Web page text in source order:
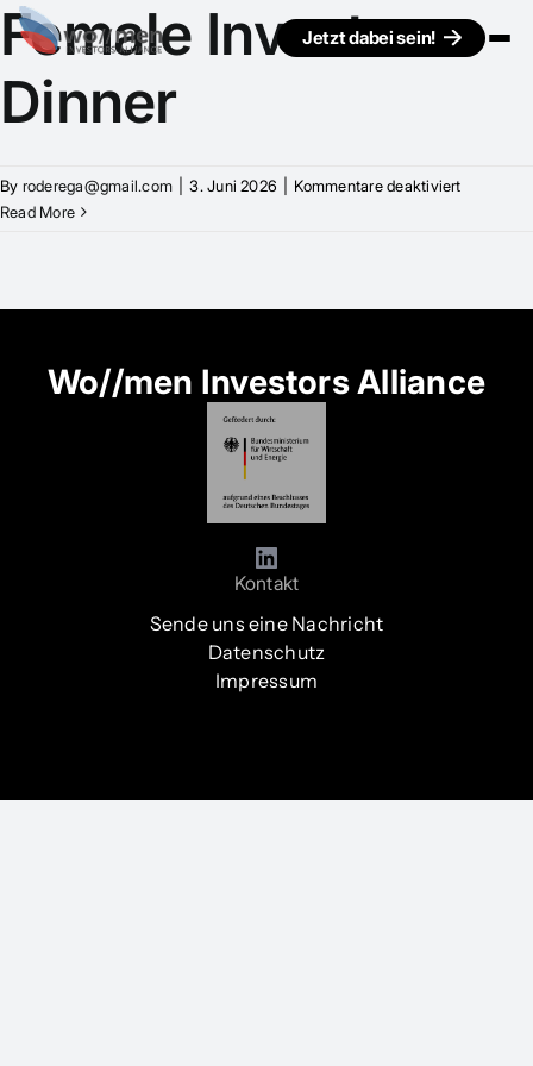
Jetzt dabei sein!
Female Investors
Dinner
By roderega@gmail.com 3. Juni 2026 Kommentare deaktiviertfür
Read More
Wo//men Investors Alliance
Kontakt
Sende uns eine Nachricht
Datenschutz
Impressum